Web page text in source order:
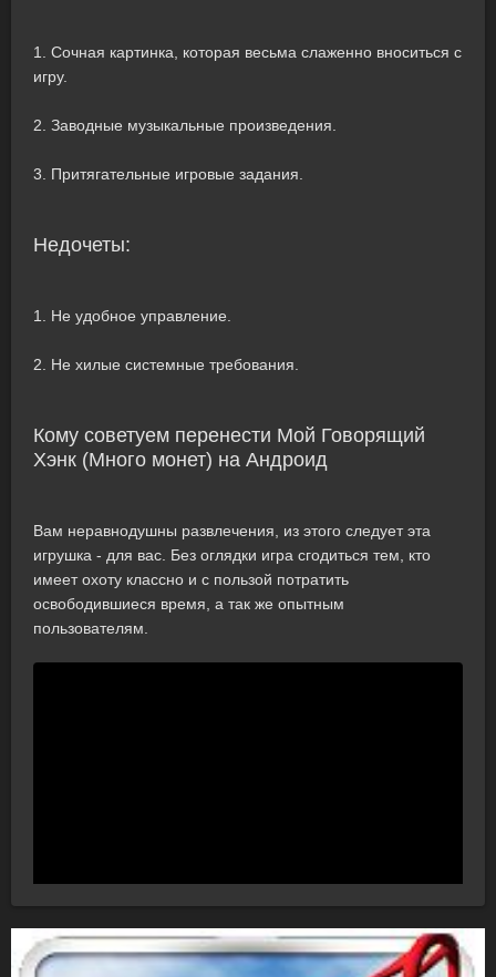
1. Сочная картинка, которая весьма слаженно вноситься с
игру.
2. Заводные музыкальные произведения.
3. Притягательные игровые задания.
Недочеты:
1. Не удобное управление.
2. Не хилые системные требования.
Кому советуем перенести Мой Говорящий
Хэнк (Много монет) на Андроид
Вам неравнодушны развлечения, из этого следует эта
игрушка - для вас. Без оглядки игра сгодиться тем, кто
имеет охоту классно и с пользой потратить
освободившиеся время, а так же опытным
пользователям.